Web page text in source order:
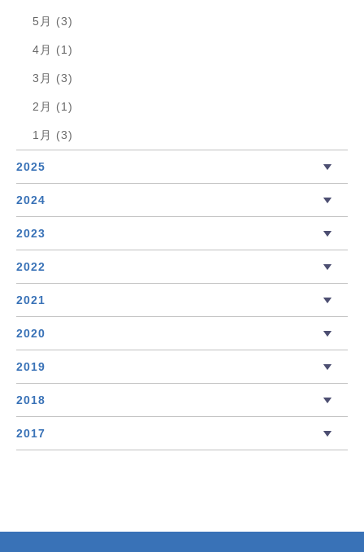
5月 (3)
4月 (1)
3月 (3)
2月 (1)
1月 (3)
2025
2024
2023
2022
2021
2020
2019
2018
2017